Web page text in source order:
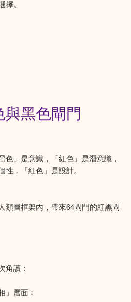
。
與黑色閘門
色」是意識，「紅色」是潛意識，
，「紅色」是設計。
類圖框架內，帶來64閘門的紅黑閘
角讀：
」層面：